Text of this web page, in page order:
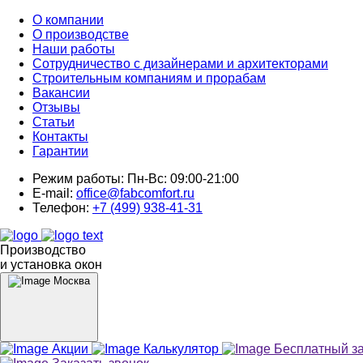
О компании
О производстве
Наши работы
Сотрудничество с дизайнерами и архитекторами
Строительным компаниям и прорабам
Вакансии
Отзывы
Статьи
Контакты
Гарантии
Режим работы: Пн-Вс: 09:00-21:00
E-mail: office@fabcomfort.ru
Телефон: +7 (499) 938-41-31
Производство
и установка окон
Москва
Акции Калькулятор
Бесплатный